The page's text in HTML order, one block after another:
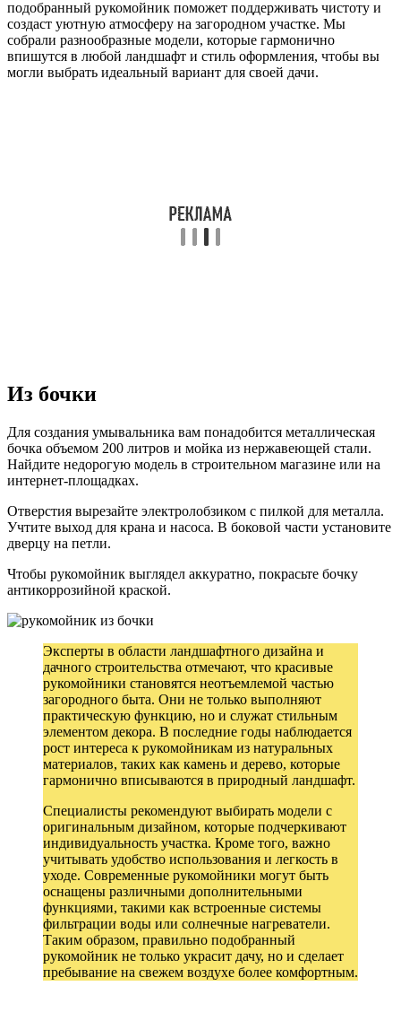
подобранный рукомойник поможет поддерживать чистоту и
создаст уютную атмосферу на загородном участке. Мы
собрали разнообразные модели, которые гармонично
впишутся в любой ландшафт и стиль оформления, чтобы вы
могли выбрать идеальный вариант для своей дачи.
Из бочки
Для создания умывальника вам понадобится металлическая
бочка объемом 200 литров и мойка из нержавеющей стали.
Найдите недорогую модель в строительном магазине или на
интернет-площадках.
Отверстия вырезайте электролобзиком с пилкой для металла.
Учтите выход для крана и насоса. В боковой части установите
дверцу на петли.
Чтобы рукомойник выглядел аккуратно, покрасьте бочку
антикоррозийной краской.
Эксперты в области ландшафтного дизайна и
дачного строительства отмечают, что красивые
рукомойники становятся неотъемлемой частью
загородного быта. Они не только выполняют
практическую функцию, но и служат стильным
элементом декора. В последние годы наблюдается
рост интереса к рукомойникам из натуральных
материалов, таких как камень и дерево, которые
гармонично вписываются в природный ландшафт.
Специалисты рекомендуют выбирать модели с
оригинальным дизайном, которые подчеркивают
индивидуальность участка. Кроме того, важно
учитывать удобство использования и легкость в
уходе. Современные рукомойники могут быть
оснащены различными дополнительными
функциями, такими как встроенные системы
фильтрации воды или солнечные нагреватели.
Таким образом, правильно подобранный
рукомойник не только украсит дачу, но и сделает
пребывание на свежем воздухе более комфортным.